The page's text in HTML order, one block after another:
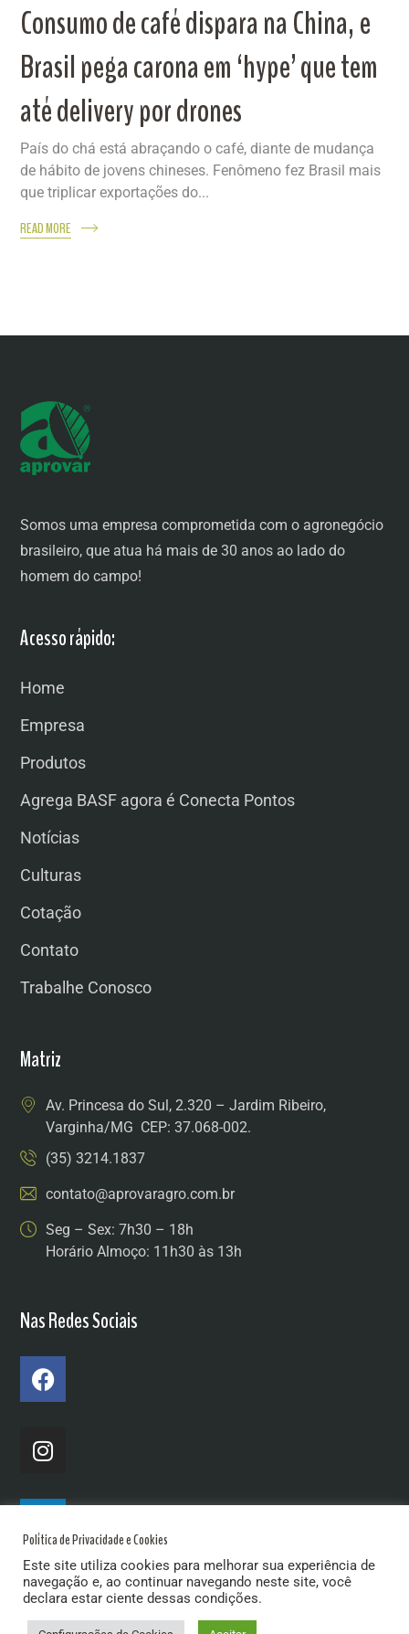
Consumo de café dispara na China, e
Brasil pega carona em ‘hype’ que tem
até delivery por drones
País do chá está abraçando o café, diante de mudança
de hábito de jovens chineses. Fenômeno fez Brasil mais
que triplicar exportações do...
READ MORE
Somos uma empresa comprometida com o agronegócio
brasileiro, que atua há mais de 30 anos ao lado do
homem do campo!
Acesso rápido:
Home
Empresa
Produtos
Agrega BASF agora é Conecta Pontos
Notícias
Culturas
Cotação
Contato
Trabalhe Conosco
Matriz
Av. Princesa do Sul, 2.320 – Jardim Ribeiro,
Varginha/MG CEP: 37.068-002.
(35) 3214.1837
contato@aprovaragro.com.br
Seg – Sex: 7h30 – 18h
Horário Almoço: 11h30 às 13h
Nas Redes Sociais
Política de Privacidade e Cookies
Este site utiliza cookies para melhorar sua experiência de
navegação e, ao continuar navegando neste site, você
declara estar ciente dessas condições.